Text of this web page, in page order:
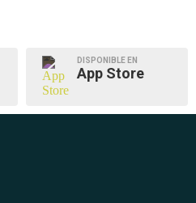
DISPONIBLE EN
App Store